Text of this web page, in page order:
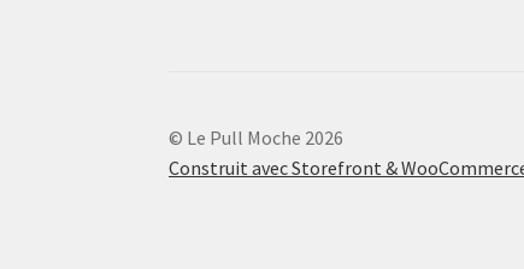
© Le Pull Moche 2026
Construit avec Storefront &